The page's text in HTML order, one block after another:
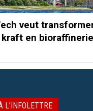
veut
kraft en
L’INFOLETTRE